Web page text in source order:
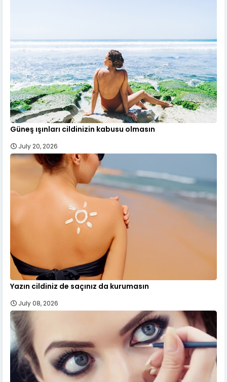
Güneş ışınları cildinizin kabusu olmasın
July 20, 2026
Yazın cildiniz de saçınız da kurumasın
July 08, 2026